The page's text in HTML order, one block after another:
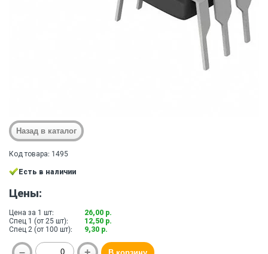
Код товара: 1495
Есть в наличии
Цены:
Цена за 1 шт:
26,00 р.
Спец 1 (от 25 шт):
12,50 р.
Спец 2 (от 100 шт):
9,30 р.